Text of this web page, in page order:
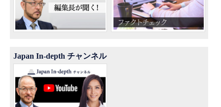
Japan In-depth チャンネル